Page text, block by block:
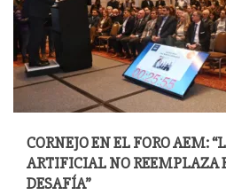
CORNEJO EN EL FORO AEM:
ARTIFICIAL NO REEMPLAZA
DESAFÍA”